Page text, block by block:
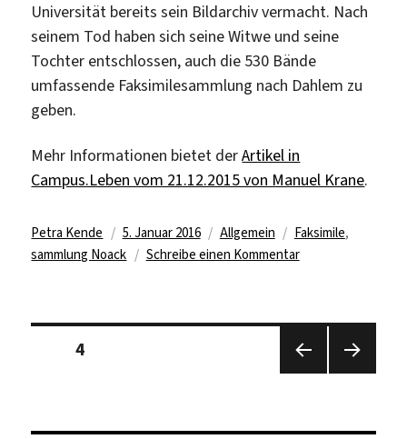
Universität bereits sein Bildarchiv vermacht. Nach
seinem Tod haben sich seine Witwe und seine
Tochter entschlossen, auch die 530 Bände
umfassende Faksimilesammlung nach Dahlem zu
geben.
Mehr Informationen bietet derArtikel in
Campus.Leben vom 21.12.2015 von Manuel Krane.
Autor
Petra Kende
Veröffentlicht
am
5. Januar 2016 Kategorien
Allgemein Schlagwörter
Faksimile,
sammlung Noack
Schreibe einen Kommentarzu
bekommt
Faksimile-
Sammlung
Dr.
Seitennummerierung
Seite4